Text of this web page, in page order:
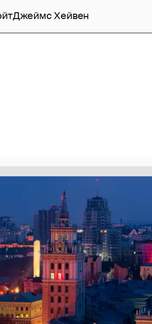
Джеймс Хейвен